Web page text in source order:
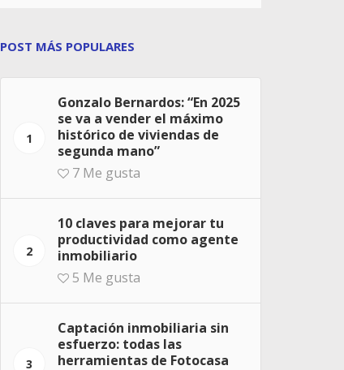
POST MÁS POPULARES
1
Gonzalo Bernardos: “En 2025
se va a vender el máximo
histórico de viviendas de
segunda mano”
7 Me gusta
2
10 claves para mejorar tu
productividad como agente
inmobiliario
5 Me gusta
3
Captación inmobiliaria sin
esfuerzo: todas las
herramientas de Fotocasa